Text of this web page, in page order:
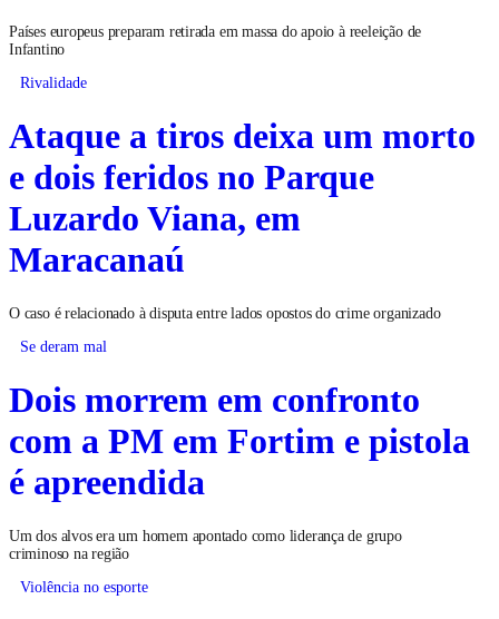
Países europeus preparam retirada em massa do apoio à reeleição de
Infantino
Rivalidade
Ataque a tiros deixa um morto
e dois feridos no Parque
Luzardo Viana, em
Maracanaú
O caso é relacionado à disputa entre lados opostos do crime organizado
Se deram mal
Dois morrem em confronto
com a PM em Fortim e pistola
é apreendida
Um dos alvos era um homem apontado como liderança de grupo
criminoso na região
Violência no esporte